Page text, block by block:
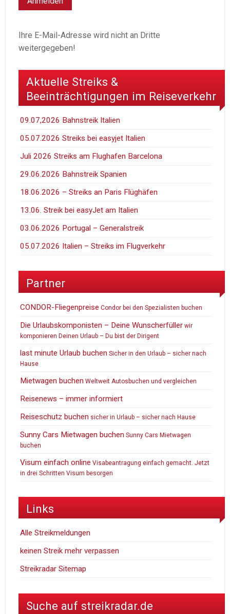
Ihre E-Mail-Adresse wird nicht an Dritte
weitergegeben!
Aktuelle Streiks &
Beeinträchtigungen im Reiseverkehr
09.07,2026 Bahnstreik Italien
05.07.2026 Streiks bei easyjet Italien
Juli 2026 Streiks am Flughafen Barcelona
29.06.2026 Bahnstreik Spanien
18.06.2026 – Streiks an Paris Flüghäfen
13.06. Streik bei easyJet am Italien
03.06.2026 Portugal – Generalstreik
05.07.2026 Italien – Streiks im Flugverkehr
Partner
CONDOR-Fliegenpreise Condor bei den Spezialisten buchen
Die Urlaubskomponisten – Deine Wunscherfüller wir
komponieren Deinen Urlaub – Du bist der Dirigent
last minute Urlaub buchen Sicher in den Urlaub – sicher nach
Hause
Mietwagen buchen Weltweit Autosbuchen und vergleichen
Reisenews – immer informiert
Reiseschutz buchen sicher in Urlaub – sicher nach Hause
Sunny Cars Mietwagen buchen Sunny Cars Mietwagen
buchen
Visum einfach online Visabeantragung einfach gemacht. Jetzt
in drei Schritten Visum besorgen
Links
Alle Streikmeldungen
keinen Streik mehr verpassen
Streikradar Sitemap
Suche auf streikradar.de